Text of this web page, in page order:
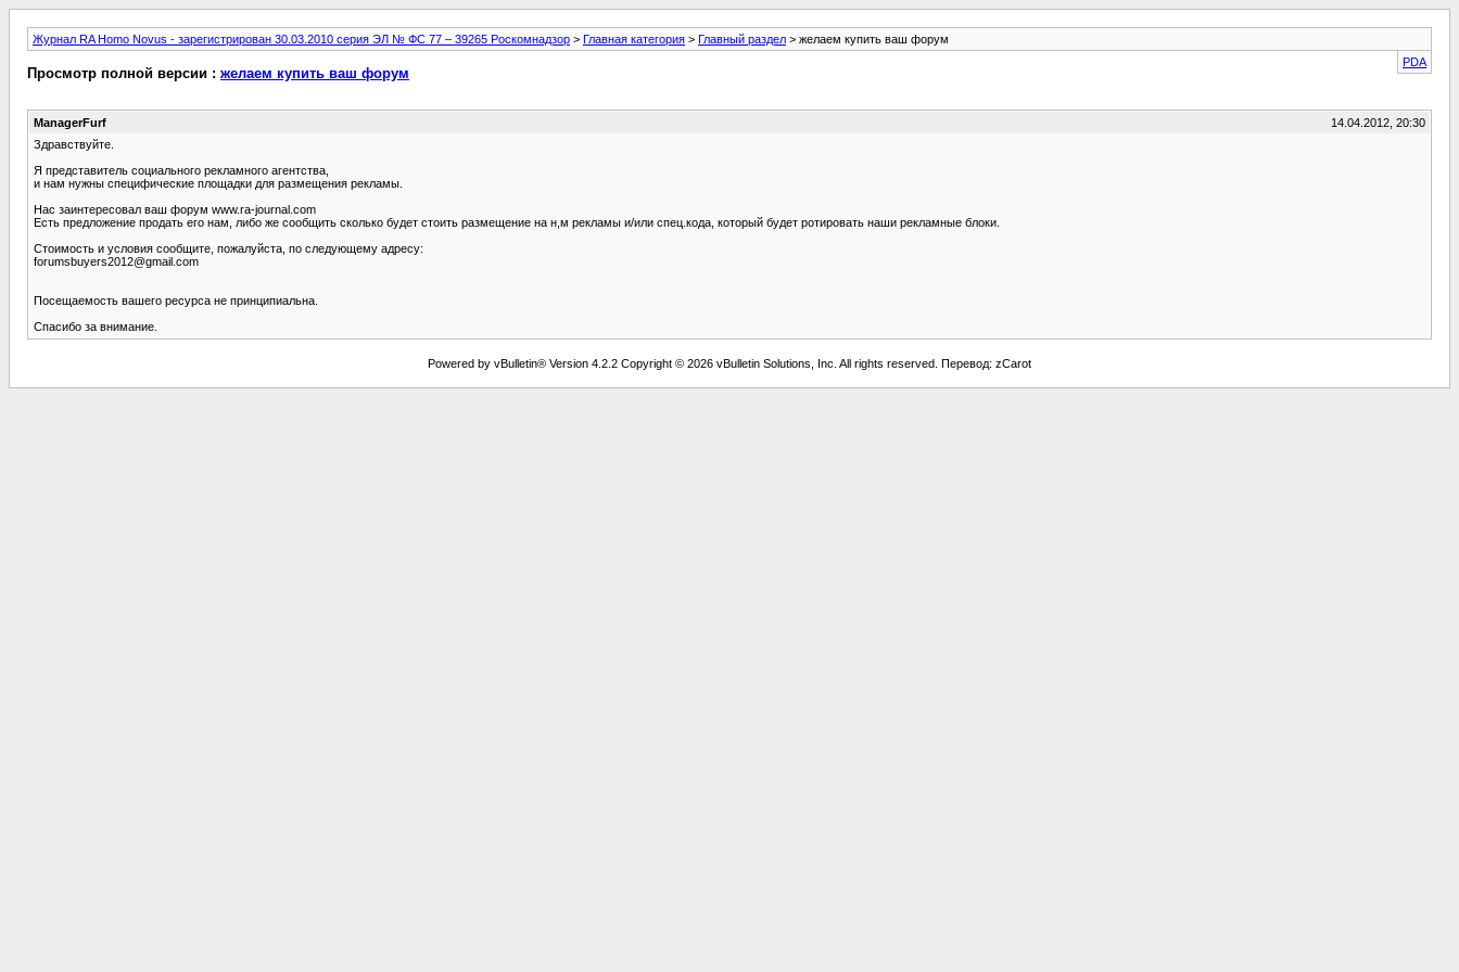
Журнал RA Homo Novus - зарегистрирован 30.03.2010 серия ЭЛ № ФС 77 – 39265 Роскомнадзор > Главная категория > Главный раздел > желаем купить ваш форум
PDA
Просмотр полной версии : желаем купить ваш форум
ManagerFurf
14.04.2012, 20:30
Здравствуйте.
Я представитель социального рекламного агентства,
и нам нужны специфические площадки для размещения рекламы.
Нас заинтересовал ваш форум www.ra-journal.com
Есть предложение продать его нам, либо же сообщить сколько будет стоить размещение на н,м рекламы и/или спец.кода, который будет ротировать наши рекламные блоки.
Стоимость и условия сообщите, пожалуйста, по следующему адресу:
forumsbuyers2012@gmail.com
Посещаемость вашего ресурса не принципиальна.
Спасибо за внимание.
Powered by vBulletin® Version 4.2.2 Copyright © 2026 vBulletin Solutions, Inc. All rights reserved. Перевод: zCarot